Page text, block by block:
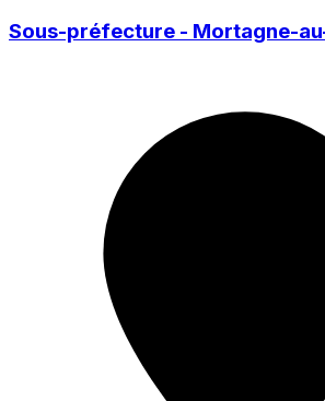
Sous-préfecture - Mortagne-